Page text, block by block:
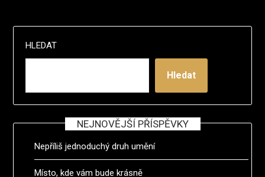
HLEDAT
Hledat
NEJNOVĚJŠÍ PŘÍSPĚVKY
Nepříliš jednoduchý druh umění
Místo, kde vám bude krásně